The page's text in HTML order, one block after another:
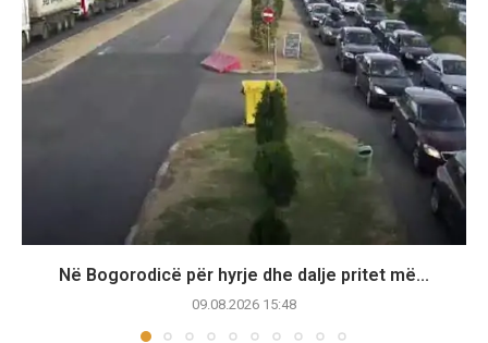
Në Bogorodicë për hyrje dhe dalje pritet më...
09.08.2026 15:48